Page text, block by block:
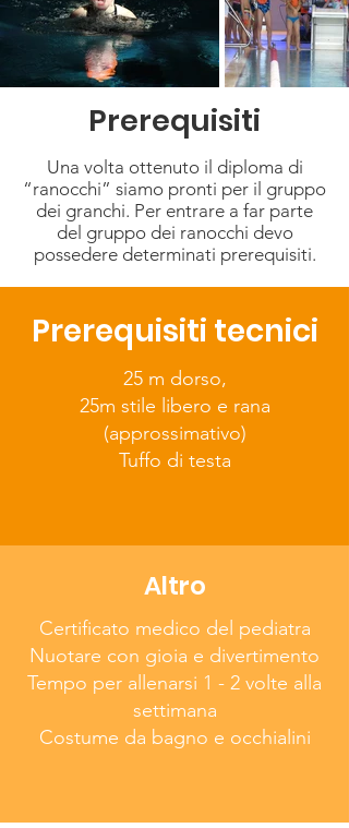
Prerequisiti
Una volta ottenuto il diploma di
“ranocchi” siamo pronti per il gruppo
dei granchi. Per entrare a far parte
del gruppo dei ranocchi devo
possedere determinati prerequisiti.
Prerequisiti tecnici
25 m dorso,
25m stile libero e rana
(approssimativo)
Tuffo di testa
Altro
Certificato medico del pediatra
Nuotare con gioia e divertimento
Tempo per allenarsi 1 - 2 volte alla
settimana
Costume da bagno e occhialini